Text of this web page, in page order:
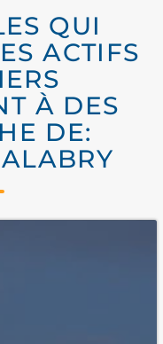
QUI
ACTIFS
À DES
DE: